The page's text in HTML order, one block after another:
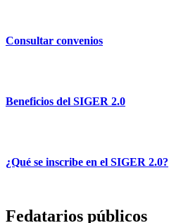
Consultar convenios
Beneficios del SIGER 2.0
¿Qué se inscribe en el SIGER 2.0?
Fedatarios públicos